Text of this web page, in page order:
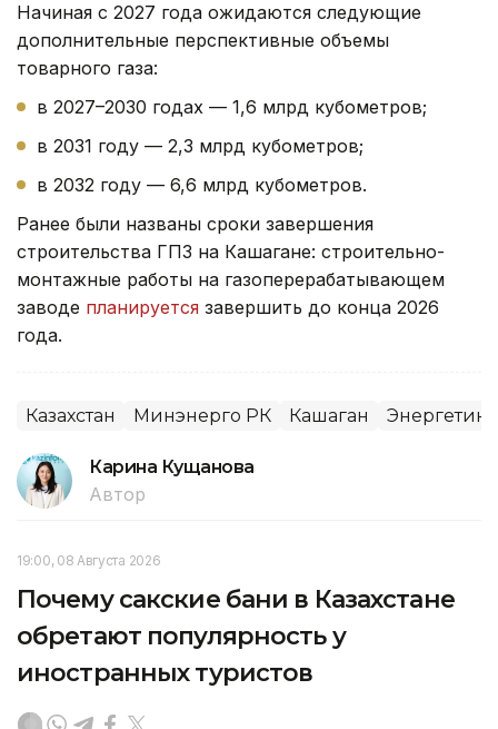
Начиная с 2027 года ожидаются следующие
дополнительные перспективные объемы
товарного газа:
в 2027–2030 годах — 1,6 млрд кубометров;
в 2031 году — 2,3 млрд кубометров;
в 2032 году — 6,6 млрд кубометров.
Ранее были названы сроки завершения
строительства ГПЗ на Кашагане: строительно-
монтажные работы на газоперерабатывающем
заводе планируется завершить до конца 2026
года.
Казахстан Минэнерго РК Кашаган Энергетика
Карина Кущанова
Автор
19:00, 08 Августа 2026
Почему сакские бани в Казахстане
обретают популярность у
иностранных туристов